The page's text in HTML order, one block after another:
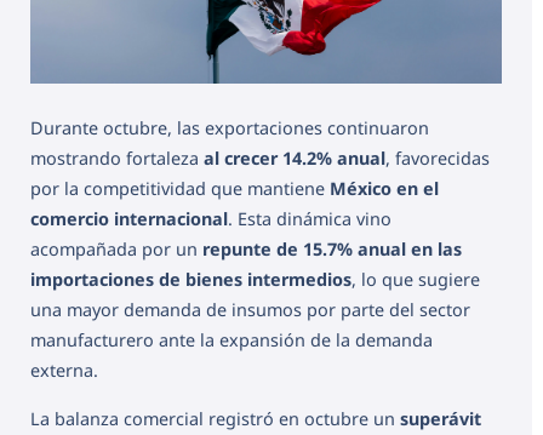
Durante octubre, las exportaciones continuaron
mostrando fortaleza al crecer 14.2% anual, favorecidas
por la competitividad que mantiene México en el
comercio internacional. Esta dinámica vino
acompañada por un repunte de 15.7% anual en las
importaciones de bienes intermedios, lo que sugiere
una mayor demanda de insumos por parte del sector
manufacturero ante la expansión de la demanda
externa.
La balanza comercial registró en octubre un superávit